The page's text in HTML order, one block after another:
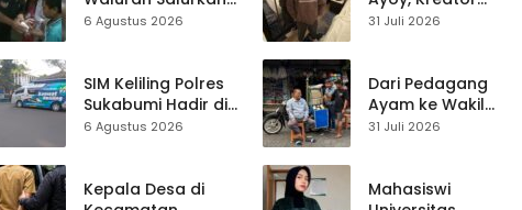
Bantuan Sosial
Air Panas
6 Agustus 2026
SIM Keliling Polres
Sukabumi Hadir di
Kalapa Nunggal,
6 Agustus 2026
Kepala Desa di
TikTok Asal
Live Streaming
31 Juli 2026
Dari Pedagang
Ayam ke Wakil
Ketua DPRD, H.
Pasar Cisaat
31 Juli 2026
Mahasiswi